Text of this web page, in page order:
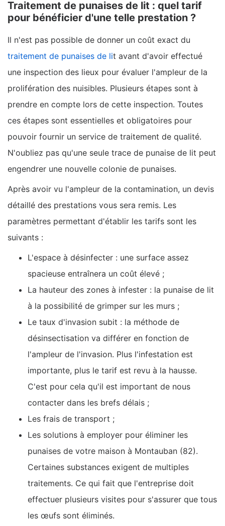
Traitement de punaises de lit : quel tarif
pour bénéficier d'une telle prestation ?
Il n'est pas possible de donner un coût exact du
traitement de punaises de lit avant d'avoir effectué
une inspection des lieux pour évaluer l'ampleur de la
prolifération des nuisibles. Plusieurs étapes sont à
prendre en compte lors de cette inspection. Toutes
ces étapes sont essentielles et obligatoires pour
pouvoir fournir un service de traitement de qualité.
N'oubliez pas qu'une seule trace de punaise de lit peut
engendrer une nouvelle colonie de punaises.
Après avoir vu l'ampleur de la contamination, un devis
détaillé des prestations vous sera remis. Les
paramètres permettant d'établir les tarifs sont les
suivants :
L'espace à désinfecter : une surface assez
spacieuse entraînera un coût élevé ;
La hauteur des zones à infester : la punaise de lit
à la possibilité de grimper sur les murs ;
Le taux d'invasion subit : la méthode de
désinsectisation va différer en fonction de
l'ampleur de l'invasion. Plus l'infestation est
importante, plus le tarif est revu à la hausse.
C'est pour cela qu'il est important de nous
contacter dans les brefs délais ;
Les frais de transport ;
Les solutions à employer pour éliminer les
punaises de votre maison à Montauban (82).
Certaines substances exigent de multiples
traitements. Ce qui fait que l'entreprise doit
effectuer plusieurs visites pour s'assurer que tous
les œufs sont éliminés.